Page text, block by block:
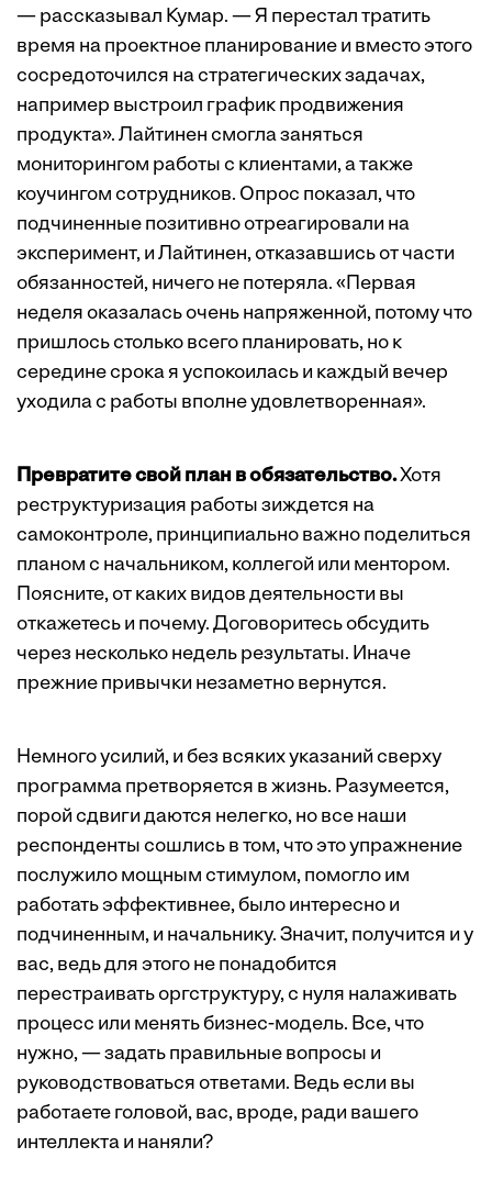
— рассказывал Кумар. — Я перестал тратить
время на проектное планирование и вместо этого
сосредоточился на стратегических задачах,
например выстроил график продвижения
продукта». Лайтинен смогла заняться
мониторингом работы с клиентами, а также
коучингом сотрудников. Опрос показал, что
подчиненные позитивно отреагировали на
эксперимент, и Лайтинен, отказавшись от части
обязанностей, ничего не потеряла. «Первая
неделя оказалась очень напряженной, потому что
пришлось столько всего планировать, но к
середине срока я успокоилась и каждый вечер
уходила с работы вполне удовлетворенная».
Превратите свой план в обязательство.Хотя
реструктуризация работы зиждется на
самоконтроле, принципиально важно поделиться
планом с начальником, коллегой или ментором.
Поясните, от каких видов деятельности вы
откажетесь и почему. Договоритесь обсудить
через несколько недель результаты. Иначе
прежние привычки незаметно вернутся.
Немного усилий, и без всяких указаний сверху
программа претворяется в жизнь. Разумеется,
порой сдвиги даются нелегко, но все наши
респонденты сошлись в том, что это упражнение
послужило мощным стимулом, помогло им
работать эффективнее, было интересно и
подчиненным, и начальнику. Значит, получится и у
вас, ведь для этого не понадобится
перестраивать оргструктуру, с нуля налаживать
процесс или менять бизнес-модель. Все, что
нужно, — задать правильные вопросы и
руководствоваться ответами. Ведь если вы
работаете головой, вас, вроде, ради вашего
интеллекта и наняли?